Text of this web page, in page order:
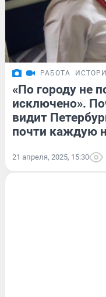
РАБОТА
«По городу не
исключено».
видит
почти каждую
21 апреля, 2025, 15:30